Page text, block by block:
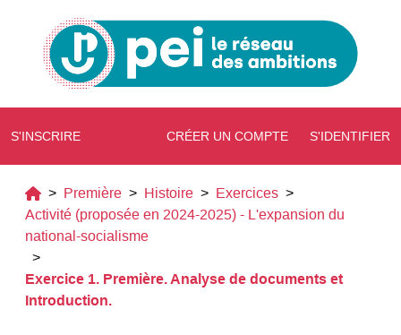
S'INSCRIRE CRÉER UN COMPTE S'IDENTIFIER
> Première > Histoire > Exercices >
Activité (proposée en 2024-2025) - L'expansion du
national-socialisme
>
Exercice 1. Première. Analyse de documents et
Introduction.